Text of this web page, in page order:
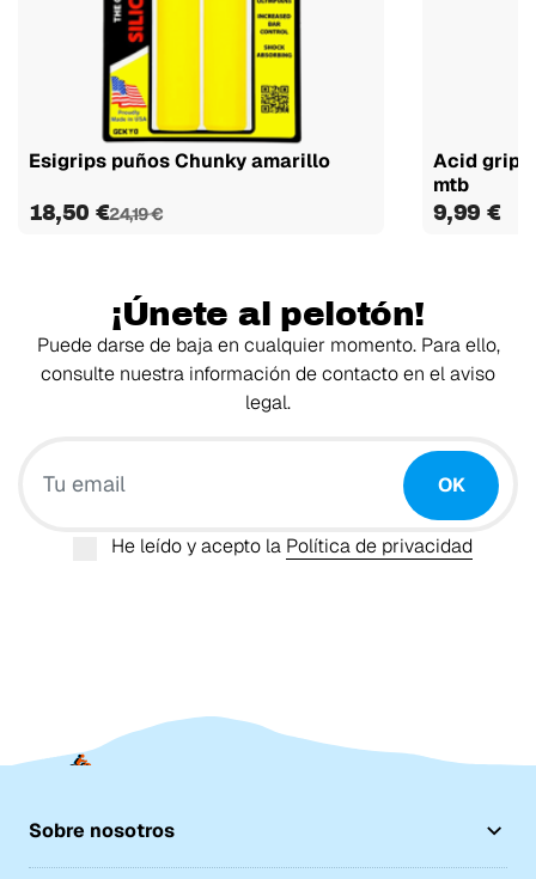
Esigrips puños Chunky amarillo
18,50 €24,19 €
Acid grips
mtb
9,99 €
¡Únete al pelotón!
Puede darse de baja en cualquier momento. Para ello,
consulte nuestra información de contacto en el aviso
legal.
OK
He leído y acepto la Política de privacidad
Sobre nosotros